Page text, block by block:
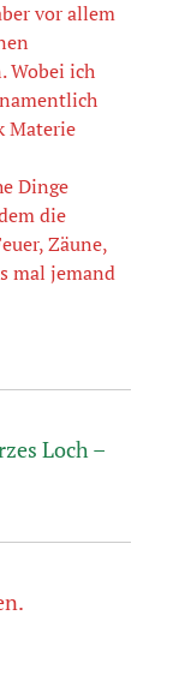
vor allem
Wobei ich
Materie
Dinge
die
Zäune,
mal jemand
Loch –